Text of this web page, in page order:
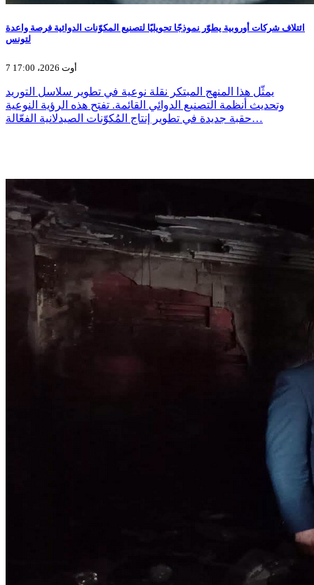
ائتلاف شركات أوروبية يطوّر نموذجًا تحويليًا لتصنيع المكوّنات الدوائية فرصة واعدة
لتونس
7 أوت 2026، 17:00
يمثّل هذا المنهج المبتكر نقلة نوعية في تطوير سلاسل التوريد
وتحديث أنظمة التصنيع الدوائي القائمة. تفتح هذه الرؤية النوعية
حقبة جديدة في تطوير إنتاج المُكوّنات الصيدلانية الفعّالة…